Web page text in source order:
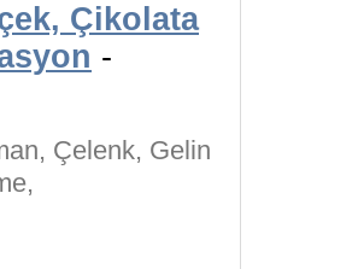
Çikolata
-
Çelenk, Gelin